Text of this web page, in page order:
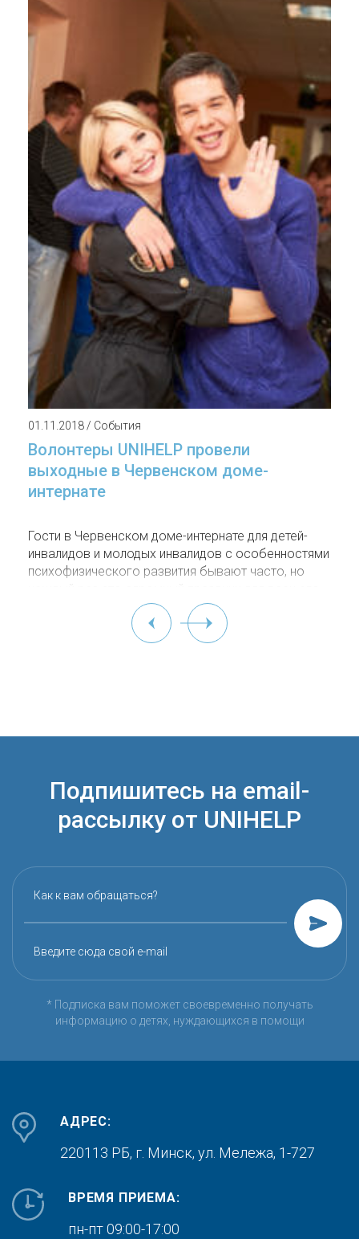
01.11.2018 / События
Волонтеры UNIHELP провели
выходные в Червенском доме-
интернате
Гости в Червенском доме-интернате для детей-
инвалидов и молодых инвалидов с особенностями
психофизического развития бывают часто, но
подопечных. В прошедшие выходные с мастер-
классами и подарками к ним приехали волонтеры
Подпишитесь на email-
рассылку от UNIHELP
Как к вам обращаться?
Введите сюда свой e-mail
* Подписка вам поможет своевременно получать
информацию о детях, нуждающихся в помощи
АДРЕС:
220113 РБ, г. Минск, ул. Мележа, 1-727
ВРЕМЯ ПРИЕМА:
пн-пт 09:00-17:00